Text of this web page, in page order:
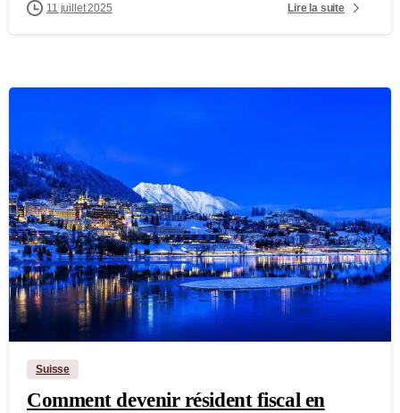
11 juillet 2025 Lire la suite
Suisse
Comment devenir résident fiscal en